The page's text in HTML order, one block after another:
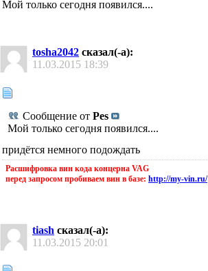
Мой только сегодня появился....
tosha2042 сказал(-а):
11.03.2015 18:39
Сообщение от Pes
Мой только сегодня появился....
придётся немного подождать
Расшифровка вин кода концерна VAG
перед запросом пробиваем вин в базе: http://my-vin.ru/
tiash сказал(-а):
11.03.2015 20:01